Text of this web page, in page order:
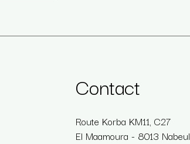
Contact
Route Korba KM11, C27
El Maamoura - 8013 Nabeul